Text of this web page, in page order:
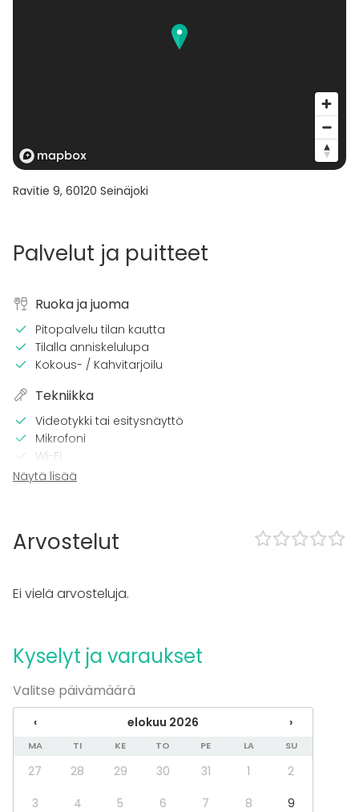
Ravitie 9, 60120 Seinäjoki
Palvelut ja puitteet
Ruoka ja juoma
Pitopalvelu tilan kautta
Tilalla anniskelulupa
Kokous- / Kahvitarjoilu
Tekniikka
Videotykki tai esitysnäyttö
Mikrofoni
Wi-Fi
Pro äänilaitteisto
Esteetön tila
Esiintymislava
Tapahtumatyypit
Häät
Saunailta
Illallinen / lounas
Kokous
Seminaari / konferenssi
Esitys / näytös
Näytä lisää
Arvostelut
Ei vielä arvosteluja.
Kyselyt ja varaukset
Valitse päivämäärä
‹ elokuu 2026 ›
MA TI KE TO PE LA SU
27 28 29 30 31 1
2
3
4 5 6 7 8
9